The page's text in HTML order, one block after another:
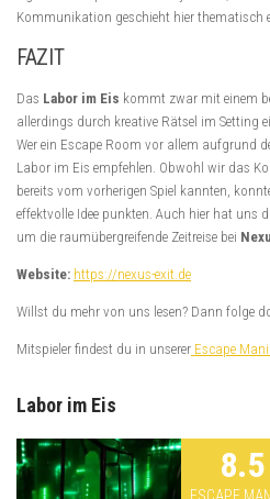
Kommunikation geschieht hier thematisch
FAZIT
Das Labor im Eis kommt zwar mit einem
allerdings durch kreative Rätsel im Setting
Wer ein Escape Room vor allem aufgrund
Labor im Eis empfehlen. Obwohl wir das
bereits vom vorherigen Spiel kannten,
effektvolle Idee punkten. Auch hier hat uns
um die raumübergreifende Zeitreise bei
Website: https://nexus-exit.de
Willst du mehr von uns lesen? Dann folge
Mitspieler findest du in unserer Escape
Labor im Eis
8.5